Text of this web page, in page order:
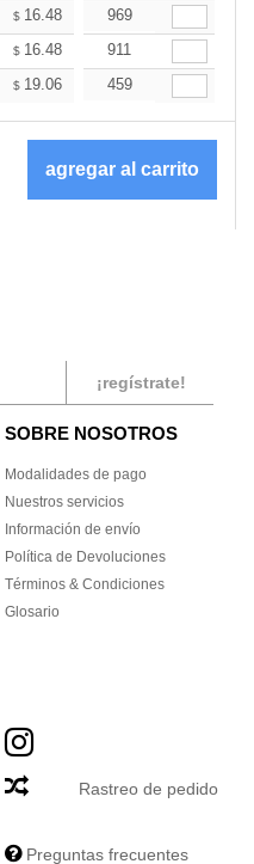
$ 16.48 16.20
969
$ 16.48 16.20
911
$ 19.06 18.73
459
¡regístrate!
SOBRE NOSOTROS
Modalidades de pago
Nuestros servicios
Información de envío
Política de Devoluciones
Términos & Condiciones
Glosario
Rastreo de pedido
Preguntas frecuentes